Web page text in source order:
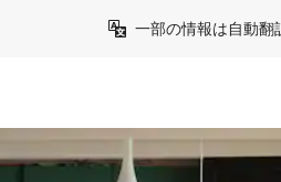
一部の情報は自動翻